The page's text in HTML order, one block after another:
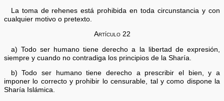
La toma de rehenes está prohibida en toda circunstancia y con
cualquier motivo o pretexto.
Artículo 22
a) Todo ser humano tiene derecho a la libertad de expresión,
siempre y cuando no contradiga los principios de la Sharía.
b) Todo ser humano tiene derecho a prescribir el bien, y a
imponer lo correcto y prohibir lo censurable, tal y como dispone la
Sharía Islámica.